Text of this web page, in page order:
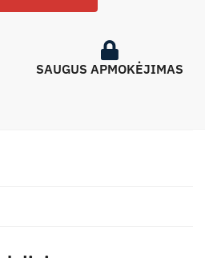
SAUGUS APMOKĖJIMAS